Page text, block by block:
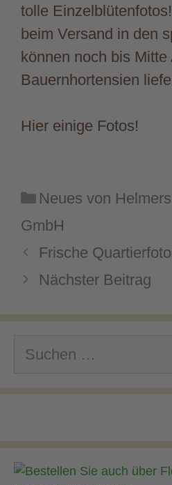
tolle
beim Versand in den
können noch bis
Bauernhortensien
Hier einige Fotos!
Kategorien
Neues von
GmbH
Frische
Nächster Beitrag
nach: